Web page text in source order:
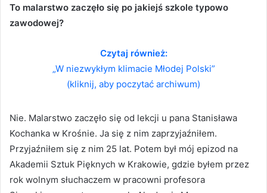
To malarstwo zaczęło się po jakiejś szkole typowo
zawodowej?
Czytaj również:
„W niezwykłym klimacie Młodej Polski”
(kliknij, aby poczytać archiwum)
Nie. Malarstwo zaczęło się od lekcji u pana Stanisława
Kochanka w Krośnie. Ja się z nim zaprzyjaźniłem.
Przyjaźniłem się z nim 25 lat. Potem był mój epizod na
Akademii Sztuk Pięknych w Krakowie, gdzie byłem przez
rok wolnym słuchaczem w pracowni profesora